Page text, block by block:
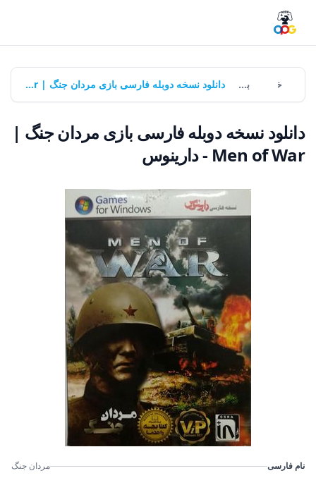
بازی‌ها دانلود نسخه دوبله فارسی بازی مردان جنگ | Men of War - دارینوس
دانلود نسخه دوبله فارسی بازی مردان جنگ |
Men of War - دارینوس
نام فارسی
مردان جنگ